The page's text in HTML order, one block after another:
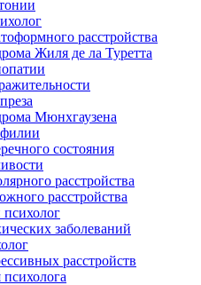
расстройства
Жиля де ла Туретта
Мюнхгаузена
состояния
расстройства
расстройства
заболеваний
расстройств